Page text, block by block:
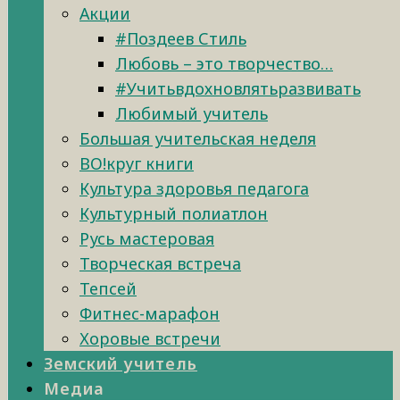
Акции
#Поздеев Стиль
Любовь – это творчество…
#Учитьвдохновлятьразвивать
Любимый учитель
Большая учительская неделя
ВО!круг книги
Культура здоровья педагога
Культурный полиатлон
Русь мастеровая
Творческая встреча
Тепсей
Фитнес-марафон
Хоровые встречи
Земский учитель
Медиа